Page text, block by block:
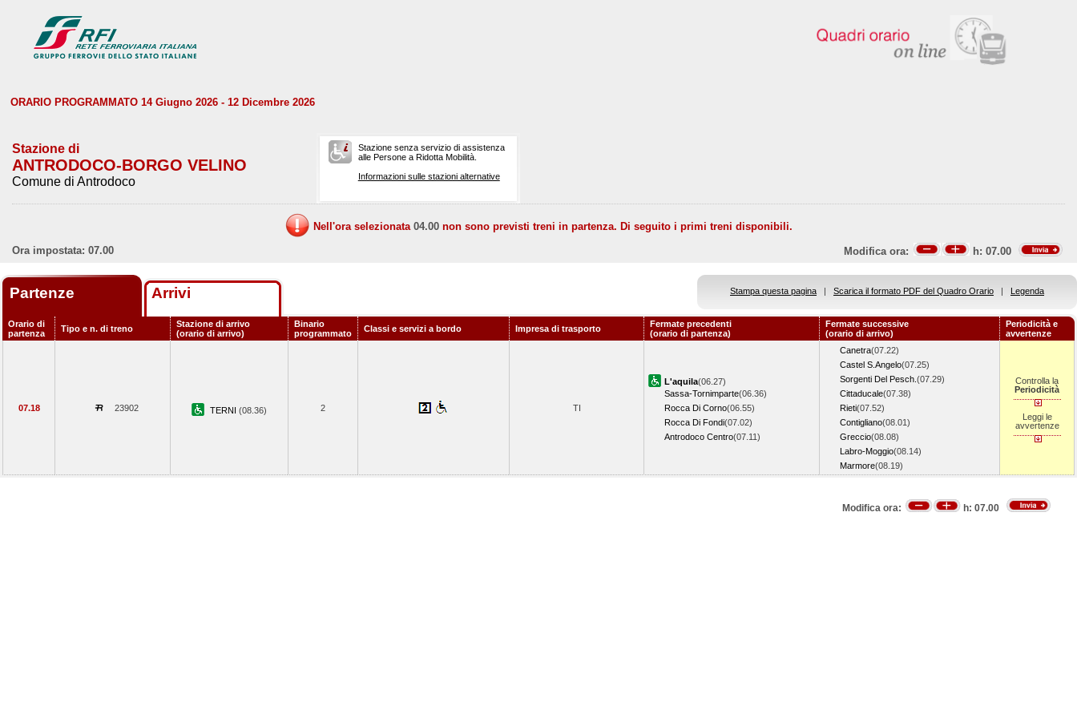
ORARIO PROGRAMMATO 14 Giugno 2026 - 12 Dicembre 2026
Stazione di
ANTRODOCO-BORGO VELINO
Comune di Antrodoco
Stazione senza servizio di assistenza
alle Persone a Ridotta Mobilità.
Informazioni sulle stazioni alternative
Nell'ora selezionata 04.00 non sono previsti treni in partenza. Di seguito i primi treni disponibili.
Ora impostata: 07.00
Modifica ora: h: 07.00
Partenze Arrivi Stampa questa pagina | Scarica il formato PDF del Quadro Orario | Legenda
Orario di
partenza
Tipo e n. di treno
Stazione di arrivo
(orario di arrivo)
Binario
programmato
Classi e servizi a bordo Impresa di trasporto
Fermate precedenti
(orario di partenza)
Fermate successive
(orario di arrivo)
Periodicità e
avvertenze
07.18 23902 TERNI (08.36) 2 TI
L'aquila(06.27)
Sassa-Tornimparte(06.36)
Rocca Di Corno(06.55)
Rocca Di Fondi(07.02)
Antrodoco Centro(07.11)
Canetra(07.22)
Castel S.Angelo(07.25)
Sorgenti Del Pesch. (07.29)
Cittaducale(07.38)
Rieti(07.52)
Contigliano(08.01)
Greccio(08.08)
Labro-Moggio(08.14)
Marmore(08.19)
Controlla la
Periodicità
Leggi le
avvertenze
Modifica ora: h: 07.00